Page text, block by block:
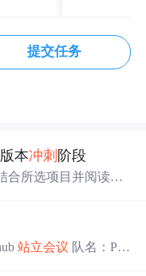
提交任务
本冲刺 阶段
合所选项目并阅读教
、今天安排； 2．
上，每周5天，一共至
站立会议